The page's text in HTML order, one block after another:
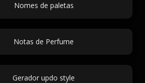
Nomes de paletas
Notas de Perfume
Gerador updo style